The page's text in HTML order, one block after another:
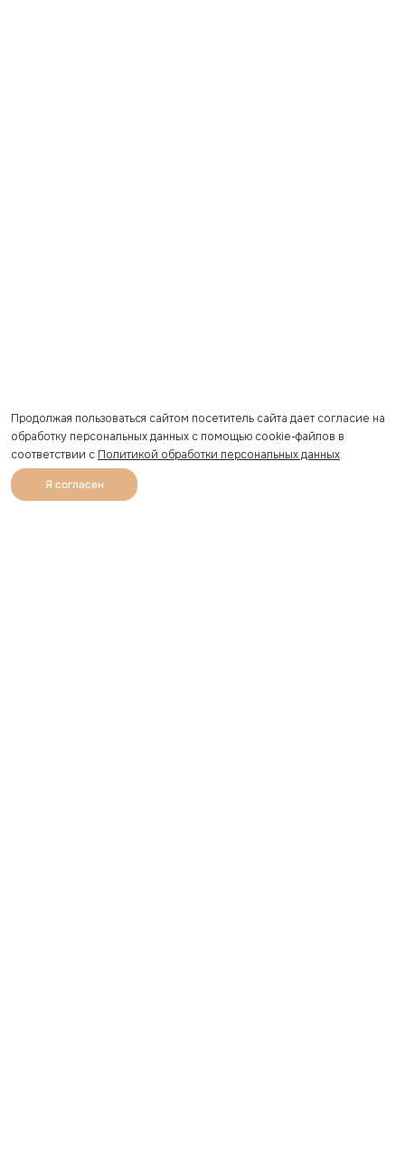
Каталог Избранное
Продолжая пользоваться сайтом посетитель сайта дает согласие на
обработку персональных данных с помощью cookie-файлов в
соответствии с Политикой обработки персональных данных.
Я согласен